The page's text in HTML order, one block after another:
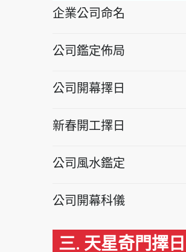
企業公司命名
公司鑑定佈局
公司開幕擇日
新春開工擇日
公司風水鑑定
公司開幕科儀
三. 天星奇門擇日